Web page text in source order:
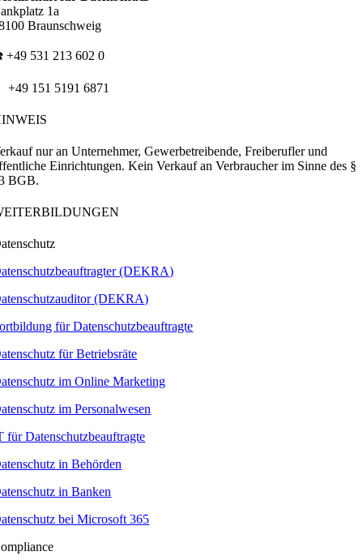
1a
Braunschweig
+49 531 213 602 0
+49 151 5191 6871
nur an Unternehmer, Gewerbetreibende, Freiberufler und
Einrichtungen. Kein Verkauf an Verbraucher im Sinne des §
BGB.
(DEKRA)
(DEKRA)
für Datenschutzbeauftragte
für Betriebsräte
im Online Marketing
im Personalwesen
für Datenschutzbeauftragte
in Behörden
in Banken
bei Microsoft 365